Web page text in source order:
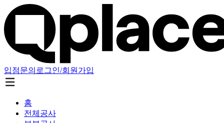
입점문의 로그인/회원가입
홈
전체공사